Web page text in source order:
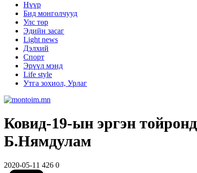
Нүүр
Бид монголчууд
Улс төр
Эдийн засаг
Light news
Дэлхий
Спорт
Эрүүл мэнд
Life style
Утга зохиол, Урлаг
Ковид-19-ын эргэн
Б.Нямдулам
2020-05-11 426 0